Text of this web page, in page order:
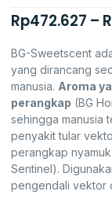
Rp472.627 –
BG-Sweetscent
yang dirancang
manusia. Aroma
perangkap (BG
sehingga manusia
penyakit tular
perangkap
Sentinel).
pengendali vektor